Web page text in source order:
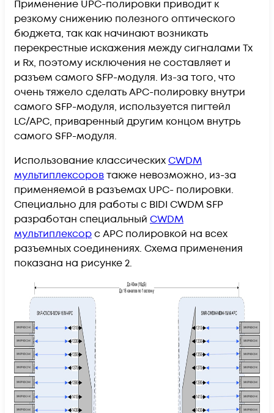
Применение UPC-полировки приводит к
резкому снижению полезного оптического
бюджета, так как начинают возникать
перекрестные искажения между сигналами Tx
и Rx, поэтому исключения не составляет и
разъем самого SFP-модуля. Из-за того, что
очень тяжело сделать APC-полировку внутри
самого SFP-модуля, используется пигтейл
LC/APC, приваренный другим концом внутрь
самого SFP-модуля.
Использование классическихCWDM
мультиплексоровтакже невозможно, из-за
применяемой в разъемах UPC- полировки.
Специально для работы с BIDI CWDM SFP
разработан специальный CWDM
мультиплексорс APC полировкой на всех
разъемных соединениях. Схема применения
показана на рисунке 2.